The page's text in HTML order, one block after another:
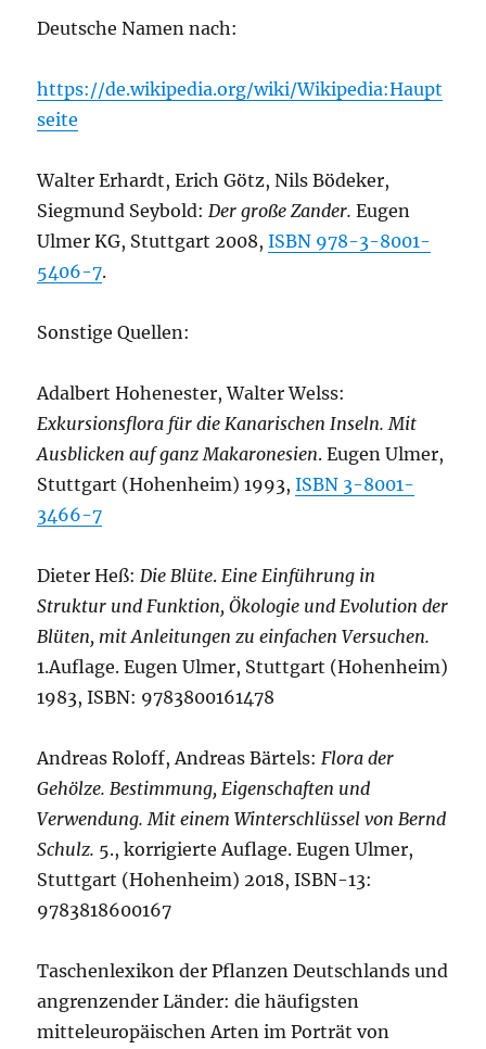
Deutsche Namen nach:
https://de.wikipedia.org/wiki/Wikipedia:Haupt
seite
Walter Erhardt, Erich Götz, Nils Bödeker,
Siegmund Seybold: Der große Zander. Eugen
Ulmer KG, Stuttgart 2008,ISBN 978-3-8001-
5406-7.
Sonstige Quellen:
Adalbert Hohenester, Walter Welss:
Exkursionsflora für die Kanarischen Inseln. Mit
Ausblicken auf ganz Makaronesien. Eugen Ulmer,
Stuttgart (Hohenheim) 1993,ISBN 3-8001-
3466-7
Dieter Heß: Die Blüte. Eine Einführung in
Struktur und Funktion, Ökologie und Evolution der
Blüten, mit Anleitungen zu einfachen Versuchen.
1.Auflage. Eugen Ulmer, Stuttgart (Hohenheim)
1983, ISBN: 9783800161478
Andreas Roloff, Andreas Bärtels: Flora der
Gehölze. Bestimmung, Eigenschaften und
Verwendung. Mit einem Winterschlüssel von Bernd
Schulz. 5., korrigierte Auflage. Eugen Ulmer,
Stuttgart (Hohenheim) 2018, ISBN-13:
9783818600167
Taschenlexikon der Pflanzen Deutschlands und
angrenzender Länder: die häufigsten
mitteleuropäischen Arten im Porträt von